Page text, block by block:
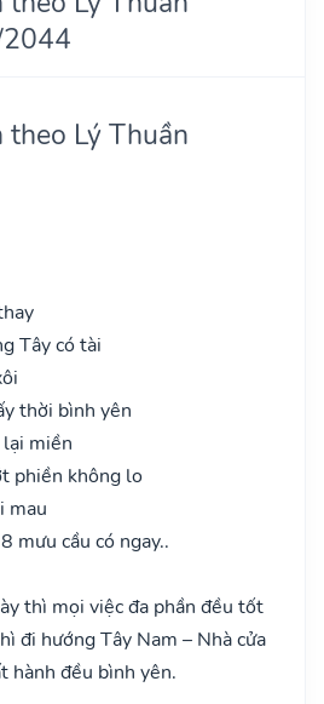
theo Lý Thuần
Tây có tài
thời bình yên
miền
phiền không lo
mau
mưu cầu có ngay..
thì mọi việc đa phần đều tốt
đi hướng Tây Nam – Nhà cửa
hành đều bình yên.